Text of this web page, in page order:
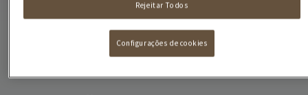
Rejeitar Todos
Configurações de cookies